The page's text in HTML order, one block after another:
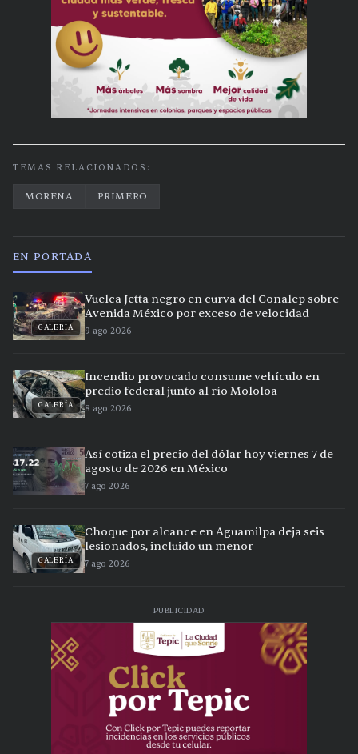
TEMAS RELACIONADOS:
MORENA PRIMERO
EN PORTADA
GALERÍA
Vuelca Jetta negro en curva del Conalep sobre
Avenida México por exceso de velocidad
9 ago 2026
GALERÍA
Incendio provocado consume vehículo en
predio federal junto al río Mololoa
8 ago 2026
Así cotiza el precio del dólar hoy viernes 7 de
agosto de 2026 en México
7 ago 2026
GALERÍA
Choque por alcance en Aguamilpa deja seis
lesionados, incluido un menor
7 ago 2026
PUBLICIDAD